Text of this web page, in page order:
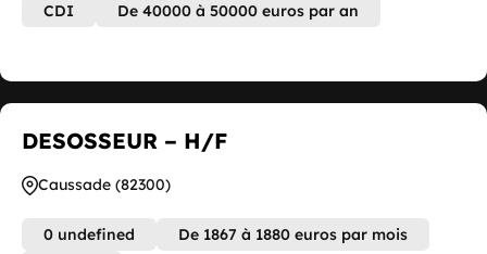
CDI De 40000 à 50000 euros par an
DESOSSEUR – H/F
Caussade (82300)
0 undefined
De 1867 à 1880 euros par mois